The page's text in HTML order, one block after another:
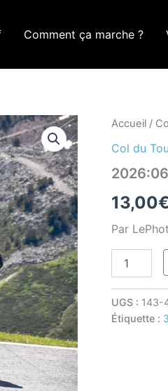
Comment ça marche ?
Accueil /
Col du
13,00€
Par
quantité
2026:06:03
ROM_0463
UGS : 143-
Étiquette :